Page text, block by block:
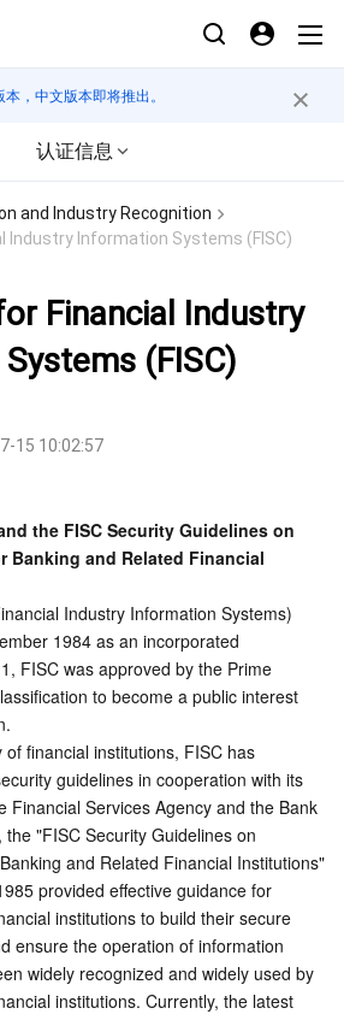
，中文版本即将推出。
认证信息
云聚通）
据库（兼容 Redis）
and Industry Recognition
Industry Information Systems (FISC)
Financial Industry
(FISC)
15 10:02:57
the FISC Security Guidelines on
Banking and Related Financial
Industry Information Systems)
1984 as an incorporated
FISC was approved by the Prime
to become a public interest
financial institutions, FISC has
guidelines in cooperation with its
Financial Services Agency and the Bank
"FISC Security Guidelines on
and Related Financial Institutions"
provided effective guidance for
institutions to build their secure
ensure the operation of information
widely recognized and widely used by
institutions. Currently, the latest